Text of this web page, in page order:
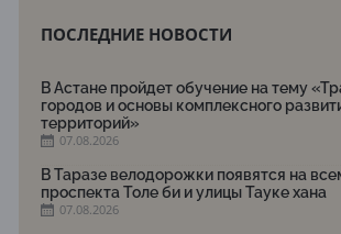
ПОСЛЕДНИЕ НОВОСТИ
В Астане пройдет обучение на тему
городов и основы комплексного
территорий»
07.08.2026
В Таразе велодорожки появятся на
проспекта Толе би и улицы Тауке хана
07.08.2026